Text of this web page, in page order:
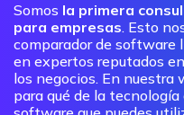
Somos la primera
para empresas. Esto
comparador de software
en expertos reputados
los negocios. En nuestra
para qué de la